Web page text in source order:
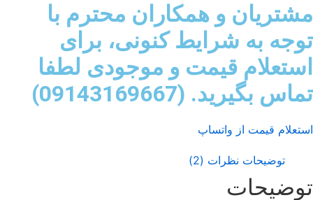
و همکاران محترم با
به شرایط کنونی، برای
قیمت و موجودی لطفا
بگیرید. (09143169667)
قیمت از واتساپ
توضیحات نظرات (2)